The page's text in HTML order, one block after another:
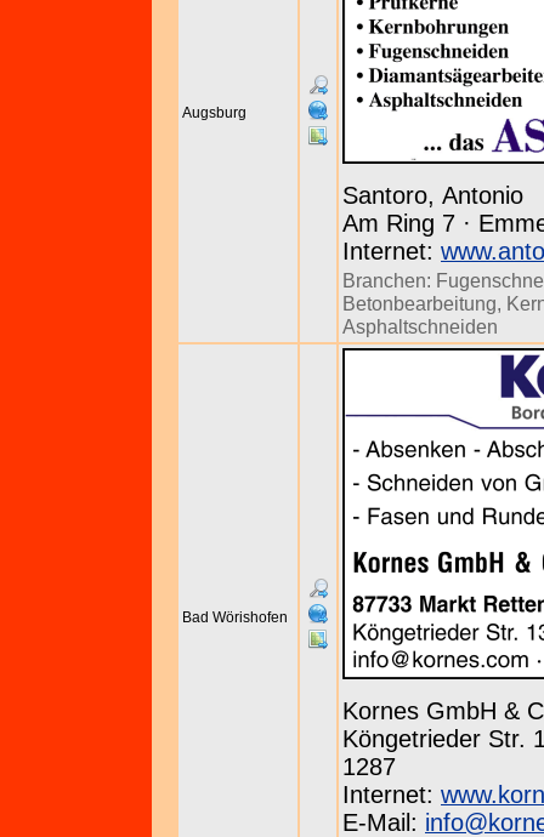
Augsburg
Santoro, Antonio
Am Ring 7 ·
Internet:
Branchen:
Betonbearbeitung,
Asphaltschneiden
Bad Wörishofen
Kornes GmbH &
Köngetrieder Str.
1287
Internet:
E-Mail: